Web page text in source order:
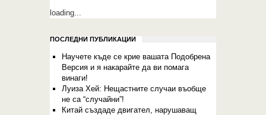
loading...
ПОСЛЕДНИ ПУБЛИКАЦИИ
Научете къде се крие вашата Подобрена
Версия и я накарайте да ви помага
винаги!
Луиза Хей: Нещастните случаи въобще
не са “случайни”!
Китай създаде двигател, нарушаващ